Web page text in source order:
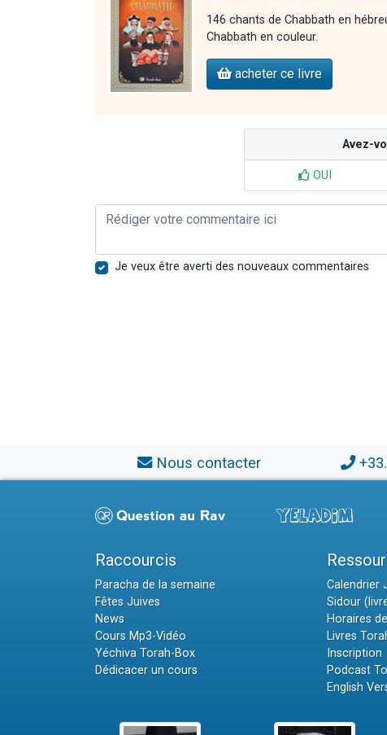
146 chants de Chabbath en
Chabbath en couleur.
acheter ce livre
Avez-
OUI
Je veux être averti des nouveaux commentaires
Nous contacter
Raccourcis
Paracha de la semaine
Fêtes Juives
News
Cours Mp3-Vidéo
Yéchiva Torah-Box
Dédicacer un cours
Calendrier
Sidour
Horaires
Livres
Inscription
Podcast
English